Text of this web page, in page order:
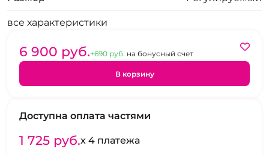
все характеристики
6 900 pуб.+690 pуб. на бонусный счет
В корзину
Доступна оплата частями
1 725 pуб.x 4 платежа